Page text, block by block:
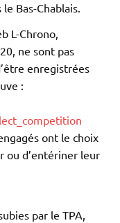
Bas-Chablais.
L-Chrono,
ne sont pas
enregistrées
:
ont le choix
ou d’entériner leur
par le TPA,